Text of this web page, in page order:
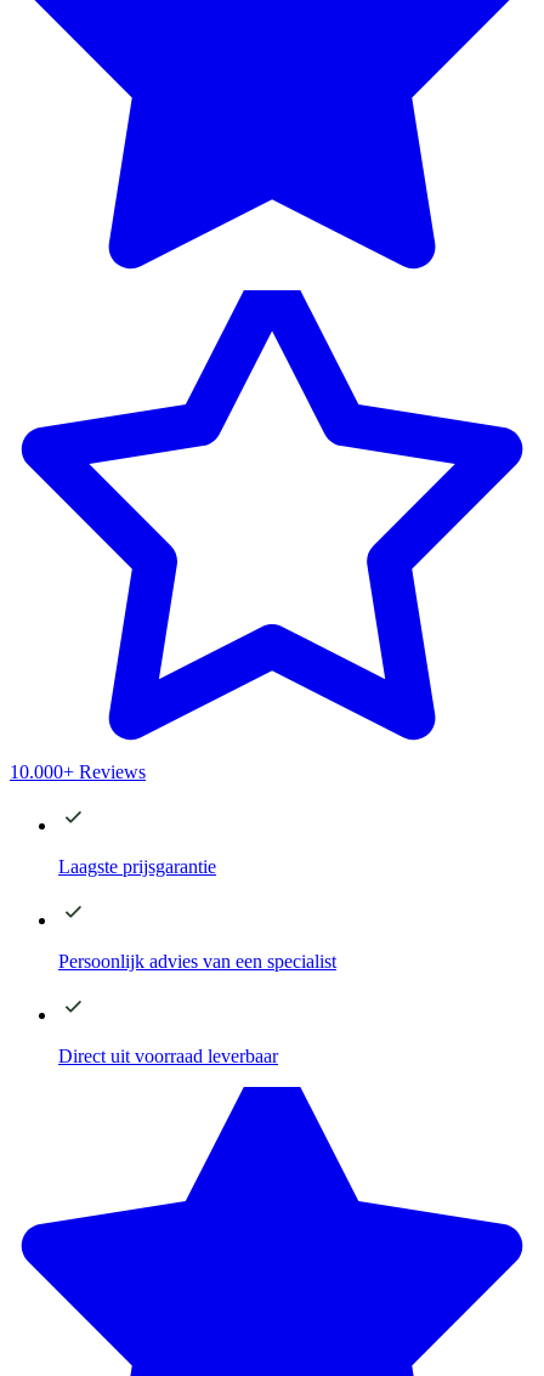
10.000+ Reviews
Laagste prijsgarantie
Persoonlijk advies van een specialist
Direct uit voorraad leverbaar